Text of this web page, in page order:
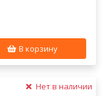
В корзину
Нет в наличии